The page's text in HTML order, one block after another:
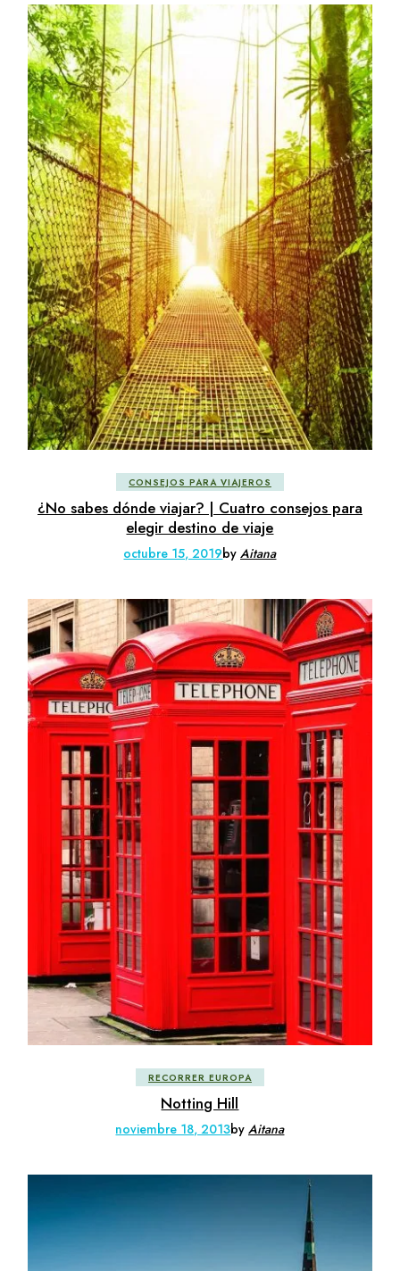
CONSEJOS PARA VIAJEROS
¿No sabes dónde viajar? | Cuatro consejos para
elegir destino de viaje
octubre 15, 2019byAitana
RECORRER EUROPA
Notting Hill
noviembre 18, 2013byAitana